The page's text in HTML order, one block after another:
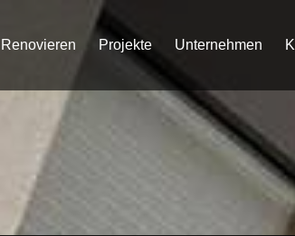
Renovieren Projekte Unternehmen